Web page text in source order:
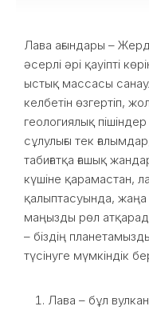
Лава ағындары –
әсерлі әрі қауіпті
ыстық массасы
келбетін өзгертіп,
геологиялық
сұлулығы тек
табиғатқа ғашық
күшіне қарамастан,
қалыптасуында,
маңызды рөл
– біздің
түсінуге мүмкіндік
Лава – бұл